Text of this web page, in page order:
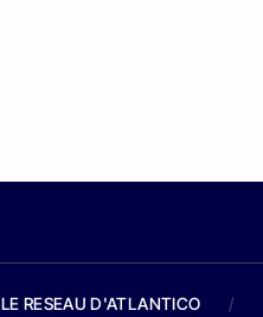
LE RESEAU D'ATLANTICO /